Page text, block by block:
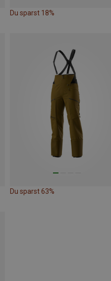
Du sparst 18%
Du sparst 63%